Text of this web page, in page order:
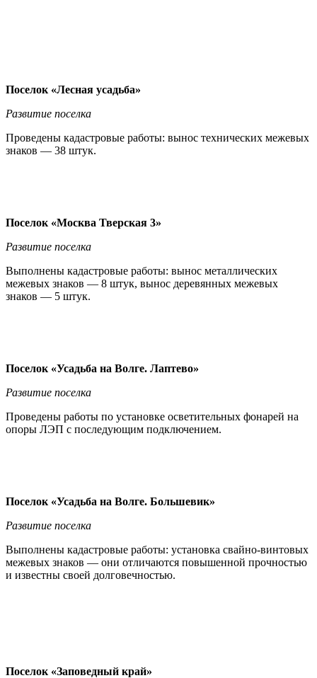
Поселок «Лесная усадьба»
Развитие поселка
Проведены кадастровые работы: вынос технических межевых
знаков — 38 штук.
Поселок «Москва Тверская 3»
Развитие поселка
Выполнены кадастровые работы: вынос металлических
межевых знаков — 8 штук, вынос деревянных межевых
знаков — 5 штук.
Поселок «Усадьба на Волге. Лаптево»
Развитие поселка
Проведены работы по установке осветительных фонарей на
опоры ЛЭП с последующим подключением.
Поселок «Усадьба на Волге. Большевик»
Развитие поселка
Выполнены кадастровые работы: установка свайно-винтовых
межевых знаков — они отличаются повышенной прочностью
и известны своей долговечностью.
Поселок «Заповедный край»